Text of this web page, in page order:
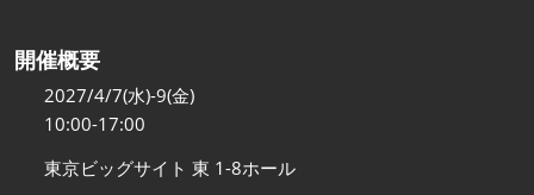
開催概要
2027/4/7(水)-9(金)
10:00-17:00
東京ビッグサイト 東 1-8ホール